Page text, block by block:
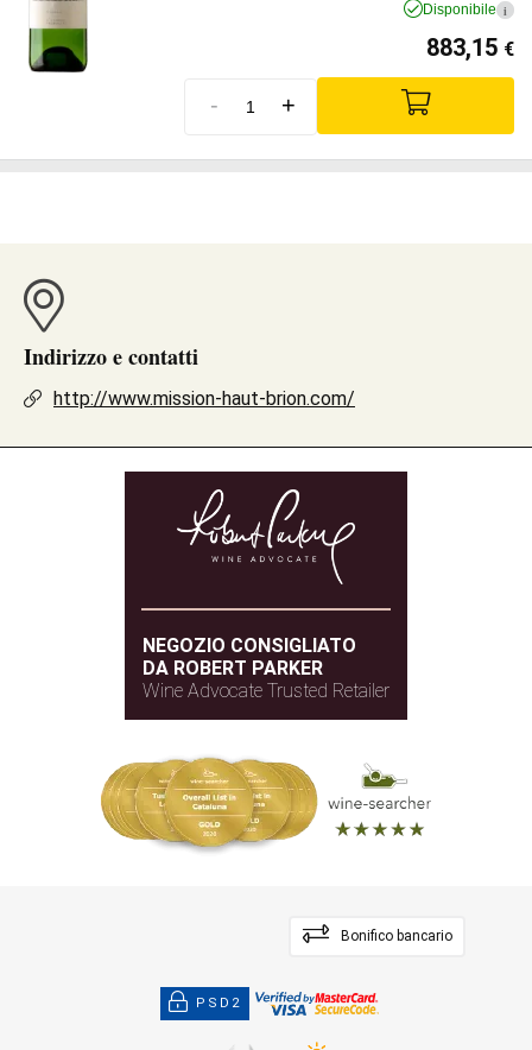
Disponibile i
883,15 €
- +
Indirizzo e contatti
http://www.mission-haut-brion.com/
NEGOZIO CONSIGLIATO
DA ROBERT PARKER
Wine Advocate Trusted Retailer
Bonifico bancario
PSD2